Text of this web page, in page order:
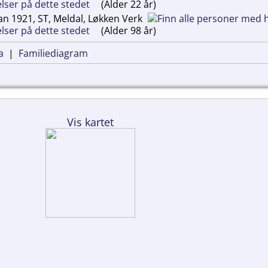
(Alder 22 år)
1921, ST, Meldal, Løkken Verk
(Alder 98 år)
| Familiediagram
Vis kartet